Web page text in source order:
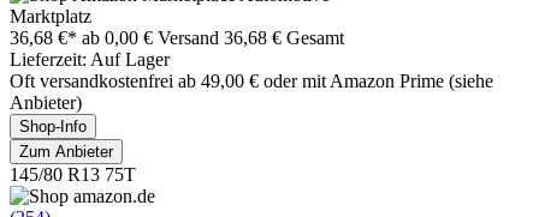
Marktplatz
36,68 €* ab 0,00 € Versand 36,68 € Gesamt
Lieferzeit: Auf Lager
Oft versandkostenfrei ab 49,00 € oder mit Amazon Prime (siehe
Anbieter)
Shop-Info
Zum Anbieter
145/80 R13 75T